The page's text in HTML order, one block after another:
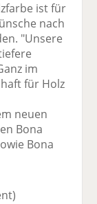
ist für
nach
"Unsere
im
für Holz
neuen
Bona
Bona